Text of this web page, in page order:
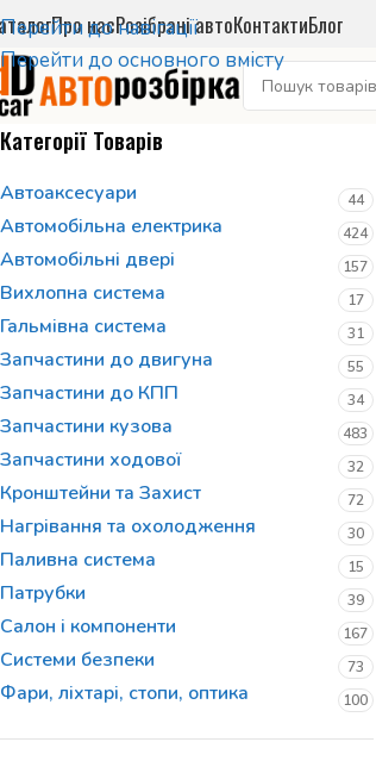
Перейти до навігації
Перейти до основного вмісту
Про насРозібрані автоКонтактиБлог
Категорії Товарів
Автоаксесуари 44
Автомобільна електрика 424
Автомобільні двері 157
Вихлопна система 17
Гальмівна система 31
Запчастини до двигуна 55
Запчастини до КПП 34
Запчастини кузова 483
Запчастини ходової 32
Кронштейни та Захист 72
Нагрівання та охолодження 30
Паливна система 15
Патрубки 39
Салон і компоненти 167
Системи безпеки 73
Фари, ліхтарі, стопи, оптика 100